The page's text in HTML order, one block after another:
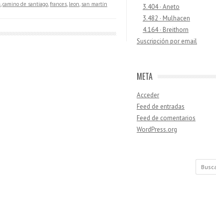
,camino de santiago,frances, leon, san martín
3.404 · Aneto
3.482 · Mulhacen
4.164 · Breithorn
Suscripción por email
META
Acceder
Feed de entradas
Feed de comentarios
WordPress.org